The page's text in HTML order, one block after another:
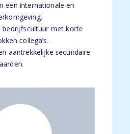
een internationale en
bedrijfscultuur met korte
collega’s.
aantrekkelijke secundaire